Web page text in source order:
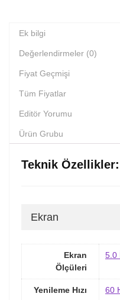
Ek bilgi
Değerlendirmeler (0)
Fiyat Geçmişi
Tüm Fiyatlar
Editör Yorumu
Ürün Grubu
Teknik Özellikler:
Ekran
Ekran
Ölçüleri
5.0
Yenileme Hızı 60